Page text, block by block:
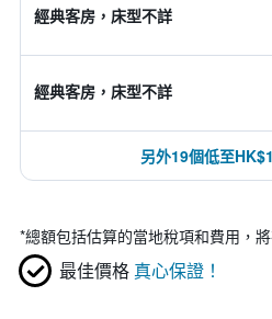
經典客房，床型不詳
經典客房，床型不詳
另外19個低至
*總額包括估算的當地稅項和費用，
最佳價格 真心保證！